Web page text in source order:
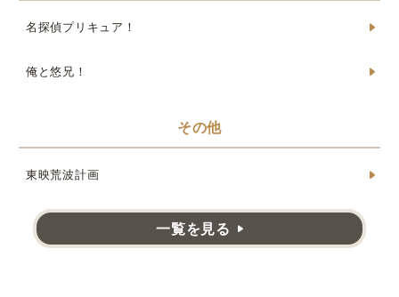
名探偵プリキュア！
俺と悠兄！
その他
東映荒波計画
一覧を見る